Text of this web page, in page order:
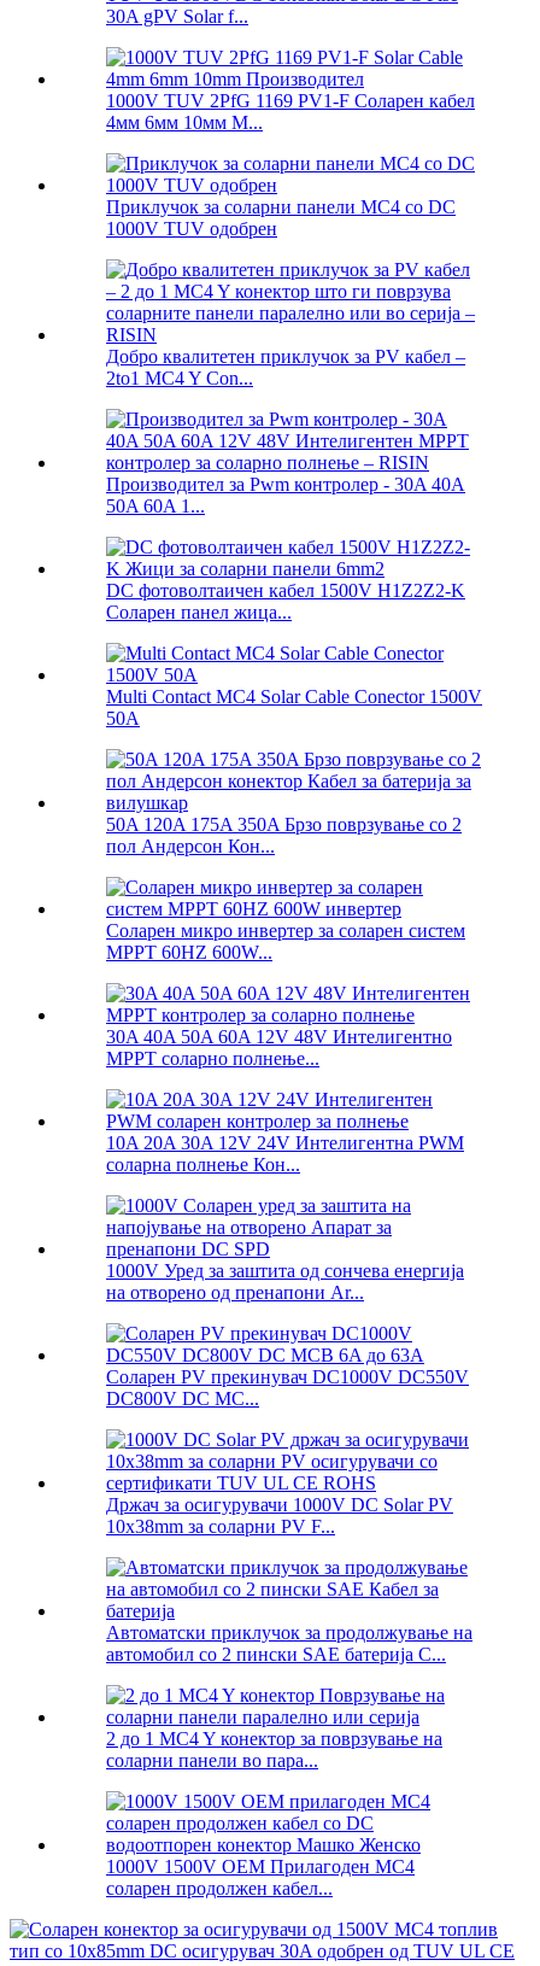
30A gPV Solar f...
1000V TUV 2PfG 1169 PV1-F Соларен кабел
4мм 6мм 10мм М...
Приклучок за соларни панели MC4 со DC
1000V TUV одобрен
Добро квалитетен приклучок за PV кабел –
2to1 MC4 Y Con...
Производител за Pwm контролер - 30A 40A
50A 60A 1...
DC фотоволтаичен кабел 1500V H1Z2Z2-K
Соларен панел жица...
Multi Contact MC4 Solar Cable Conector 1500V
50A
50A 120A 175A 350A Брзо поврзување со 2
пол Андерсон Кон...
Соларен микро инвертер за соларен систем
MPPT 60HZ 600W...
30A 40A 50A 60A 12V 48V Интелигентно
MPPT соларно полнење...
10A 20A 30A 12V 24V Интелигентна PWM
соларна полнење Кон...
1000V Уред за заштита од сончева енергија
на отворено од пренапони Ar...
Соларен PV прекинувач DC1000V DC550V
DC800V DC MC...
Држач за осигурувачи 1000V DC Solar PV
10x38mm за соларни PV F...
Автоматски приклучок за продолжување на
автомобил со 2 пински SAE батерија C...
2 до 1 MC4 Y конектор за поврзување на
соларни панели во пара...
1000V 1500V OEM Прилагоден MC4
соларен продолжен кабел...